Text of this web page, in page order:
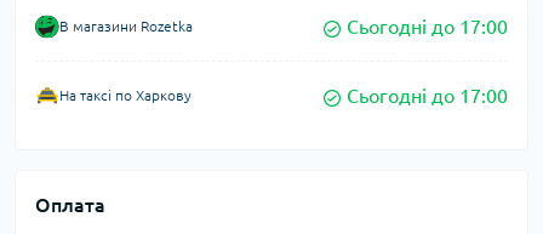
В магазини Rozetka Сьогодні до 17:00
На таксі по Харкову Сьогодні до 17:00
Оплата